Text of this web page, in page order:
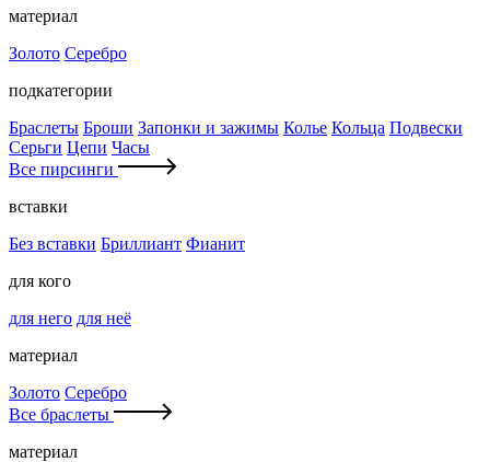
материал
Золото Серебро
подкатегории
Браслеты Броши Запонки и зажимы Колье Кольца Подвески
Серьги Цепи Часы
Все пирсинги
вставки
Без вставки Бриллиант Фианит
для кого
для него для неё
материал
Золото Серебро
Все браслеты
материал